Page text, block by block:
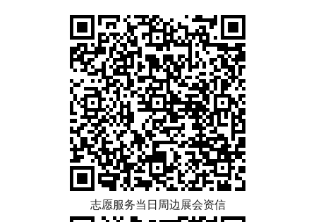
志愿服务当日周边展会资信